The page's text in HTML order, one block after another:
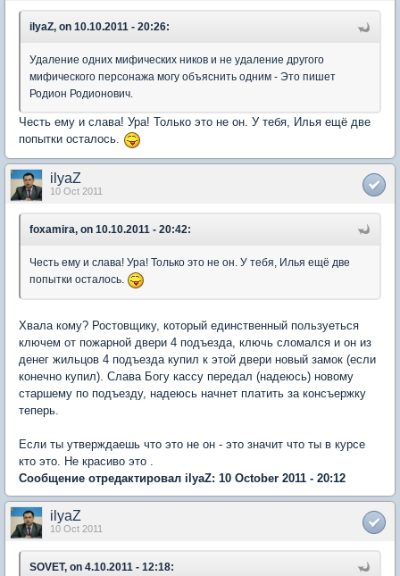
ilyaZ, on 10.10.2011 - 20:26:
Удаление одних мифических ников и не удаление другого
мифического персонажа могу объяснить одним - Это пишет
Родион Родионович.
Честь ему и слава! Ура! Только это не он. У тебя, Илья ещё две
попытки осталось.
ilyaZ
10 Oct 2011
foxamira, on 10.10.2011 - 20:42:
Честь ему и слава! Ура! Только это не он. У тебя, Илья ещё две
попытки осталось.
Хвала кому? Ростовщику, который единственный пользуеться
ключем от пожарной двери 4 подъезда, ключь сломался и он из
денег жильцов 4 подъезда купил к этой двери новый замок (если
конечно купил). Слава Богу кассу передал (надеюсь) новому
старшему по подъезду, надеюсь начнет платить за консъержку
теперь.
Если ты утверждаешь что это не он - это значит что ты в курсе
кто это. Не красиво это .
Сообщение отредактировал ilyaZ: 10 October 2011 - 20:12
ilyaZ
10 Oct 2011
SOVET, on 4.10.2011 - 12:18: